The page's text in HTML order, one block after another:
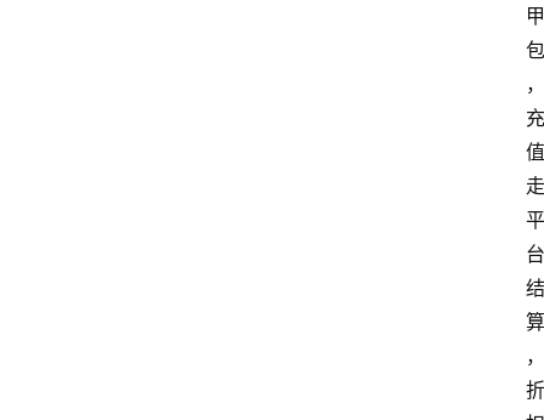
甲
包
，
充
值
走
平
台
结
算
，
折